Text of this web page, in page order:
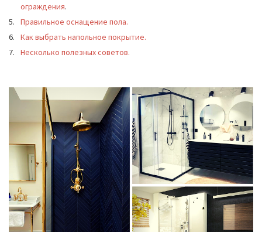
ограждения.
Правильное оснащение пола.
Как выбрать напольное покрытие.
Несколько полезных советов.